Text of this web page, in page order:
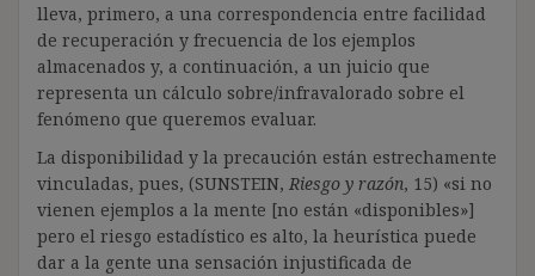
lleva, primero, a una correspondencia entre facilidad
de recuperación y frecuencia de los ejemplos
almacenados y, a continuación, a un juicio que
representa un cálculo sobre/infravalorado sobre el
fenómeno que queremos evaluar.
La disponibilidad y la precaución están estrechamente
vinculadas, pues, (SUNSTEIN, Riesgo y razón, 15) «si no
vienen ejemplos a la mente [no están «disponibles»]
pero el riesgo estadístico es alto, la heurística puede
dar a la gente una sensación injustificada de